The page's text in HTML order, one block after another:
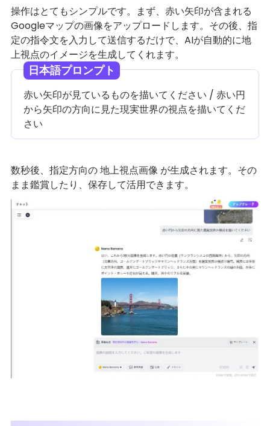
操作はとてもシンプルです。まず、赤い矢印が含まれる
Googleマップの画像をアップロードします。その後、指
定の指令文を入力して送信するだけで、AIが自動的に地
上視点のイメージを生成してくれます。
日本語プロンプト
赤い矢印が見ているものを描いてください / 赤い円
から矢印の方向に見た現実世界の視点を描いてくだ
さい
数秒後、指定方向の 地上視点画像 が生成されます。その
まま鑑賞したり、保存して活用できます。